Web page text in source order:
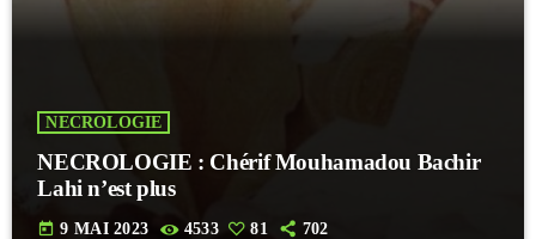
NECROLOGIE
NECROLOGIE : Chérif Mouhamadou Bachir
Lahi n’est plus
today 9 MAI 2023 4533 81 702